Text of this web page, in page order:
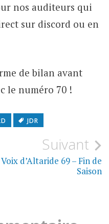
nos auditeurs qui
sur discord ou en
de bilan avant
le numéro 70 !
JDR
Suivant
Voix d’Altaride 69 – Fin de
Saison